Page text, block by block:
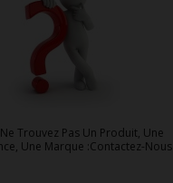
Trouvez Pas Un Produit, Une
Une Marque :Contactez-Nous